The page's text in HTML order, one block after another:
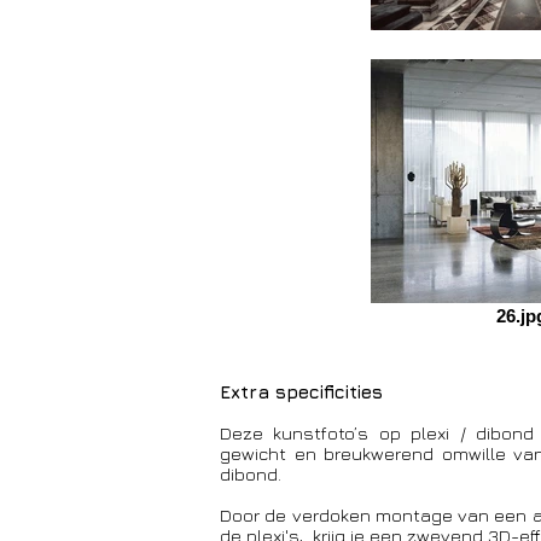
Extra specificities
Deze kunstfoto’s op plexi /
gewicht en breukwerend omwille
dibond.
Door de verdoken montage van een
de plexi's, krijg je een zwevend 3D-